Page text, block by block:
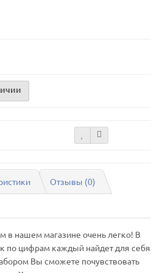
Отзывы (0)
в нашем магазине очень легко! В
по цифрам каждый найдет для себя
Вы сможете почувствовать